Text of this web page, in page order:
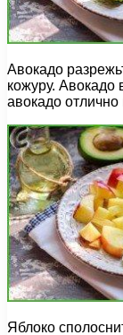
Авокадо
кожуру. Авокадо
авокадо отлично
Яблоко